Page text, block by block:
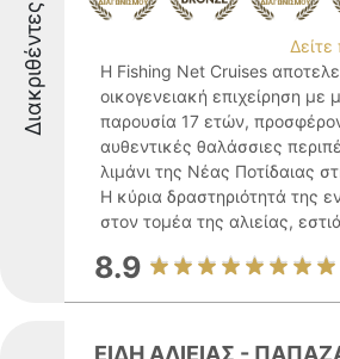
Διακριθέντες
Η Fishing Net Cruises
οικογενειακή επιχείρηση με
παρουσία 17 ετών,
αυθεντικές θαλάσσιες
λιμάνι της Νέας Ποτίδαιας
Η κύρια δραστηριότητά της
στον τομέα της αλιείας,
8.9
ΕΙΔΗ ΑΛΙΕΙΑΣ -